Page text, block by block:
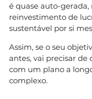
é quase auto-
reinvestimento de
sustentável por si
Assim, se o seu
antes, vai precisar
com um plano a
complexo.